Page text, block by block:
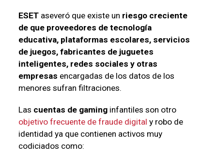
ESETaseveró que existe un riesgo creciente
de que proveedores de tecnología
educativa, plataformas escolares, servicios
de juegos, fabricantes de juguetes
inteligentes, redes sociales y otras
empresas encargadas de los datos de los
menores sufran filtraciones.
Las cuentas de gaminginfantiles son otro
objetivo frecuente de fraude digital y robo de
identidad ya que contienen activos muy
codiciados como: